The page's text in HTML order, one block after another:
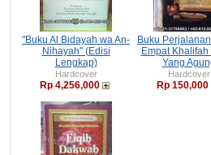
"Buku Al Bidayah wa An-
Nihayah" (Edisi
Lengkap)
Hardcover
Rp 4,256,000
Buku
Empat
Yang
Hardcover
Rp 150,000